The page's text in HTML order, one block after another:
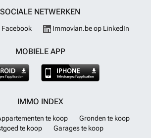
SOCIALE NETWERKEN
Immovlan.be op LinkedIn
MOBIELE APP
IMMO INDEX
te koop
Gronden te koop
te koop
Garages te koop